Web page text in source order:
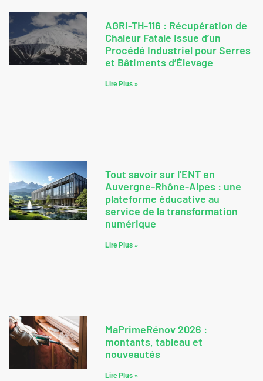
AGRI-TH-116 : Récupération de
Chaleur Fatale Issue d’un
Procédé Industriel pour Serres
et Bâtiments d’Élevage
Lire Plus »
Tout savoir sur l’ENT en
Auvergne-Rhône-Alpes : une
plateforme éducative au
service de la transformation
numérique
Lire Plus »
MaPrimeRénov 2026 :
montants, tableau et
nouveautés
Lire Plus »